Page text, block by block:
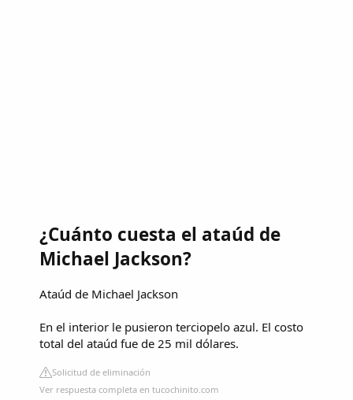
¿Cuánto cuesta el ataúd de
Michael Jackson?
Ataúd de Michael Jackson
En el interior le pusieron terciopelo azul. El costo
total del ataúd fue de 25 mil dólares.
Solicitud de eliminación
Ver respuesta completa en tucochinito.com